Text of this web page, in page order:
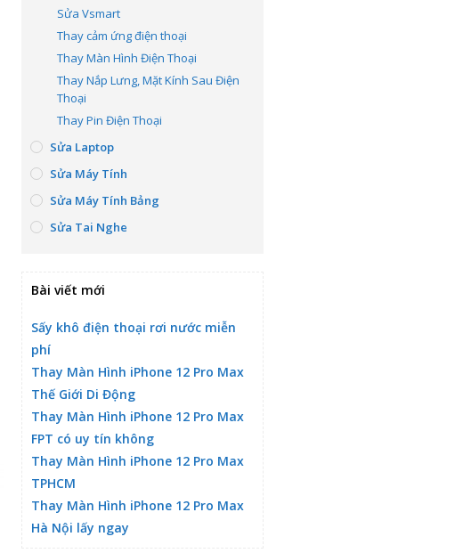
Sửa Vsmart
Thay cảm ứng điện thoại
Thay Màn Hình Điện Thoại
Thay Nắp Lưng, Mặt Kính Sau Điện
Thoại
Thay Pin Điện Thoại
Sửa Laptop
Sửa Máy Tính
Sửa Máy Tính Bảng
Sửa Tai Nghe
Bài viết mới
Sấy khô điện thoại rơi nước miễn
phí
Thay Màn Hình iPhone 12 Pro Max
Thế Giới Di Động
Thay Màn Hình iPhone 12 Pro Max
FPT có uy tín không
Thay Màn Hình iPhone 12 Pro Max
TPHCM
Thay Màn Hình iPhone 12 Pro Max
Hà Nội lấy ngay